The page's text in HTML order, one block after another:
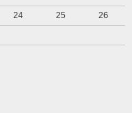
24 25
26